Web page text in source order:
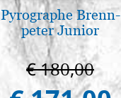
Pyrographe Brenn-
peter Junior
€ 180,00